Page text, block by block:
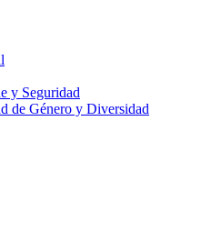
y Seguridad
de Género y Diversidad